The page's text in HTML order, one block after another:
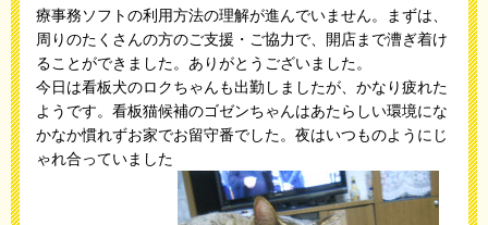
療事務ソフトの利用方法の理解が進んでいません。まずは、
周りのたくさんの方のご支援・ご協力で、開店まで漕ぎ着け
ることができました。ありがとうございました。
今日は看板犬のロクちゃんも出勤しましたが、かなり疲れた
ようです。看板猫候補のゴゼンちゃんはあたらしい環境にな
かなか慣れずお家でお留守番でした。夜はいつものようにじ
ゃれ合っていました